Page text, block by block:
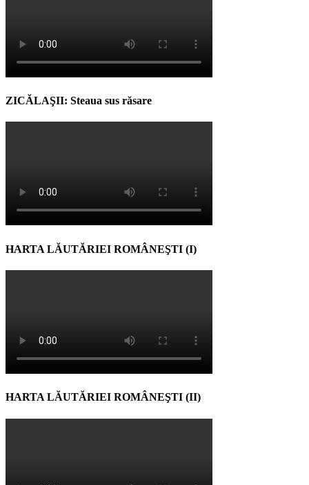
ZICĂLAŞII: Steaua sus răsare
HARTA LĂUTĂRIEI ROMÂNEŞTI (I)
HARTA LĂUTĂRIEI ROMÂNEŞTI (II)